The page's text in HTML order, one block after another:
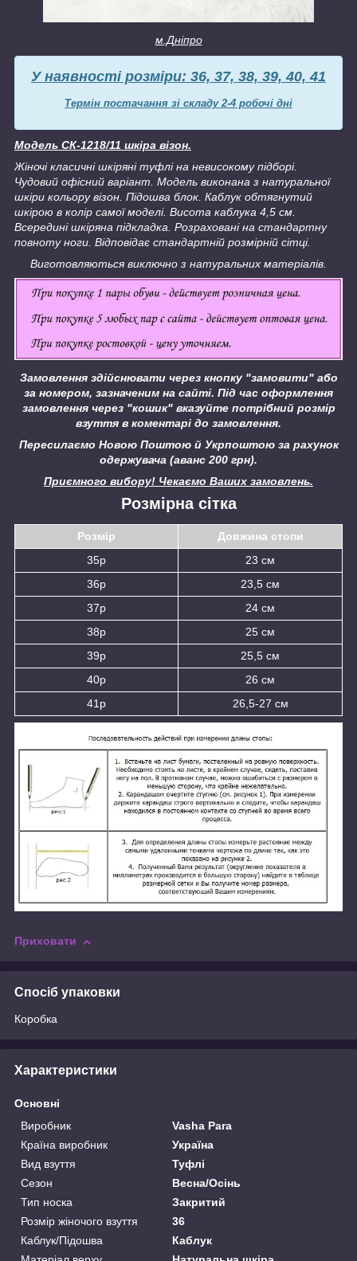
м.Дніпро
У наявності розміри: 36, 37, 38, 39, 40, 41
Термін постачання зі складу 2-4 робочі дні
Модель СК-1218/11 шкіра візон.
Жіночі класичні шкіряні туфлі на невисокому підборі.
Чудовий офісний варіант. Модель виконана з натуральної
шкіри кольору візон. Підошва блок. Каблук обтягнутий
шкірою в колір самої моделі. Висота каблука 4,5 см.
Всередині шкіряна підкладка. Розраховані на стандартну
повноту ноги. Відповідає стандартній розмірній сітці.
Виготовляються виключно з натуральних матеріалів.
Замовлення здійснювати через кнопку "замовити" або
за номером, зазначеним на сайті. Під час оформлення
замовлення через "кошик" вказуйте потрібний розмір
взуття в коментарі до замовлення.
Пересилаємо Новою Поштою й Укрпоштою за рахунок
одержувача (аванс 200 грн).
Приємного вибору! Чекаємо Ваших замовлень.
Розмірна сітка
Розмір
Довжина стопи
35р
23 см
36р
23,5 см
37р
24 см
38р
25 см
39р
25,5 см
40р
26 см
41р
26,5-27 см
Приховати
Спосіб упаковки
Коробка
Характеристики
Основні
Виробник
Vasha Para
Країна виробник
Україна
Вид взуття
Туфлі
Сезон
Весна/Осінь
Тип носка
Закритий
Розмір жіночого взуття
36
Каблук/Підошва
Каблук